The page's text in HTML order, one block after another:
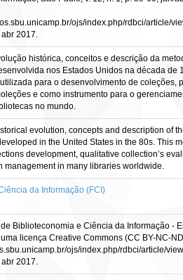
ojs/index.php/rdbci/article/
2017.
histórica, conceitos e descrição da
nos Estados Unidos na década de
para o desenvolvimento de coleções,
e como instrumento para o
no mundo.
evolution, concepts and description of
in the United States in the 80s. This
development, qualitative collection’s
management in many libraries worldwide.
da Informação (FCI)
Biblioteconomia e Ciência da Informação -
licença Creative Commons (CC BY-NC-
ojs/index.php/rdbci/article/
2017.